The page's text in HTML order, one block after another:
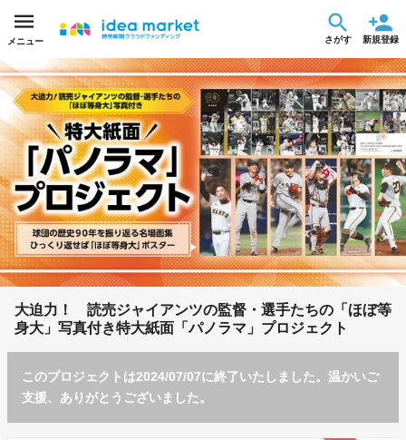
メニュー さがす 新規登録
大迫力！ 読売ジャイアンツの監督・選手たちの「ほぼ等
身大」写真付き特大紙面「パノラマ」プロジェクト
このプロジェクトは2024/07/07に終了いたしました。温かいご
支援、ありがとうございました。